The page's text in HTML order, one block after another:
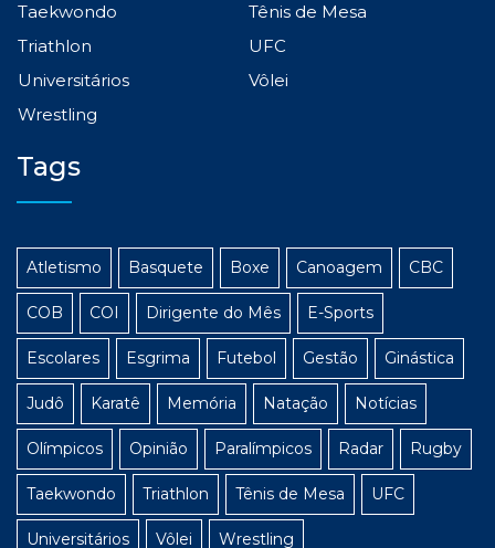
Taekwondo
Tênis de Mesa
Triathlon
UFC
Universitários
Vôlei
Wrestling
Tags
Atletismo Basquete Boxe Canoagem CBC
COB COI Dirigente do Mês E-Sports
Escolares Esgrima Futebol Gestão Ginástica
Judô Karatê Memória Natação Notícias
Olímpicos Opinião Paralímpicos Radar Rugby
Taekwondo Triathlon Tênis de Mesa UFC
Universitários Vôlei Wrestling